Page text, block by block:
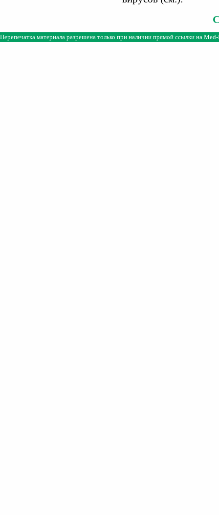
Перепечатка материала разрешена только при наличии прямой ссылки на